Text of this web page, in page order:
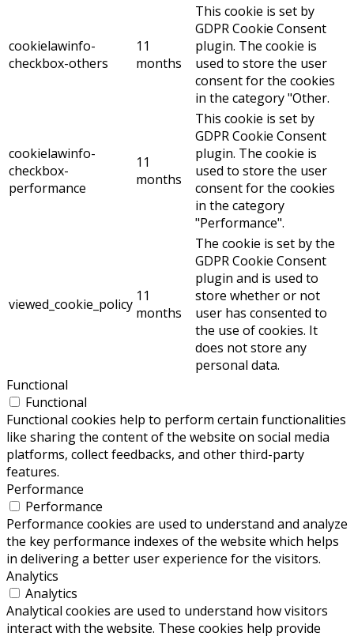
cookielawinfo-
checkbox-others
11
months
This cookie is set by
GDPR Cookie Consent
plugin. The cookie is
used to store the user
consent for the cookies
in the category "Other.
cookielawinfo-
checkbox-
performance
11
months
This cookie is set by
GDPR Cookie Consent
plugin. The cookie is
used to store the user
consent for the cookies
in the category
"Performance".
viewed_cookie_policy 11
months
The cookie is set by the
GDPR Cookie Consent
plugin and is used to
store whether or not
user has consented to
the use of cookies. It
does not store any
personal data.
Functional
Functional
Functional cookies help to perform certain functionalities
like sharing the content of the website on social media
platforms, collect feedbacks, and other third-party
features.
Performance
Performance
Performance cookies are used to understand and analyze
the key performance indexes of the website which helps
in delivering a better user experience for the visitors.
Analytics
Analytics
Analytical cookies are used to understand how visitors
interact with the website. These cookies help provide